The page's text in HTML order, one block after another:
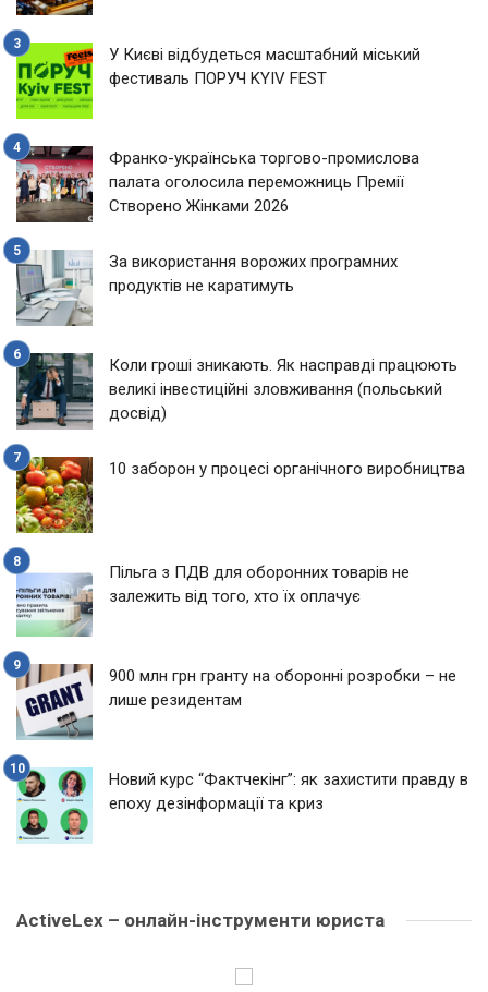
У Києві відбудеться масштабний міський
фестиваль ПОРУЧ KYIV FEST
Франко-українська торгово-промислова
палата оголосила переможниць Премії
Створено Жінками 2026
За використання ворожих програмних
продуктів не каратимуть
Коли гроші зникають. Як насправді працюють
великі інвестиційні зловживання (польський
досвід)
10 заборон у процесі органічного виробництва
Пільга з ПДВ для оборонних товарів не
залежить від того, хто їх оплачує
900 млн грн гранту на оборонні розробки – не
лише резидентам
Новий курс “Фактчекінг”: як захистити правду в
епоху дезінформації та криз
ActiveLex – онлайн-інструменти юриста